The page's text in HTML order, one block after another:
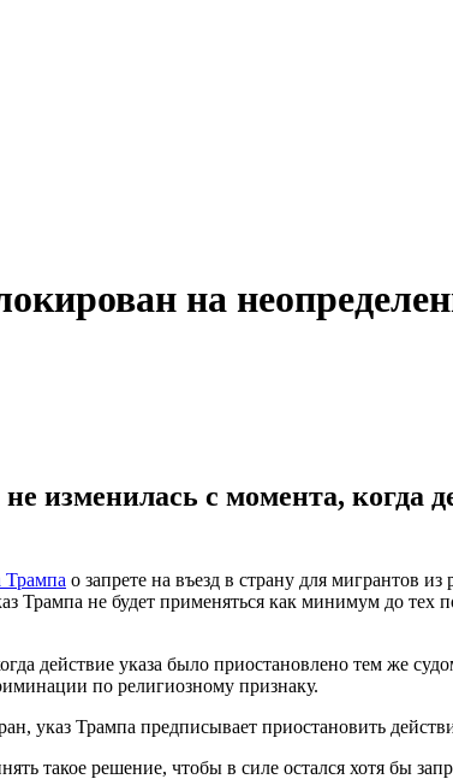
на
изменилась с момента, когда
Трампа о запрете на въезд в страну для мигрантов
Трампа не будет применяться как минимум до тех
действие указа было приостановлено тем же
по религиозному признаку.
указ Трампа предписывает приостановить
такое решение, чтобы в силе остался хотя бы